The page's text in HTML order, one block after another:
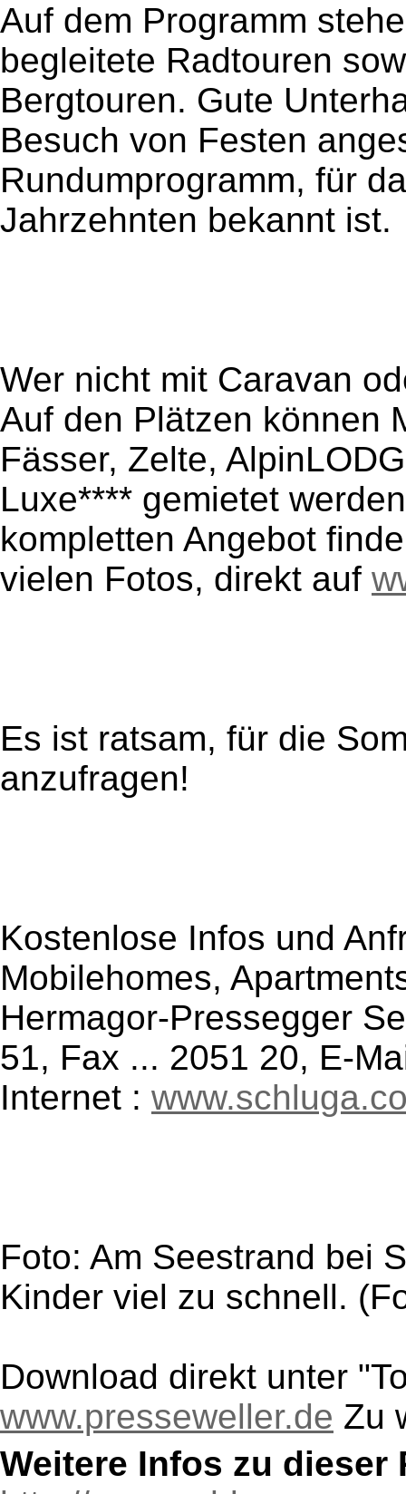
Auf dem Programm
begleitete Radtouren
Bergtouren. Gute
Besuch von Festen
Rundumprogramm, für
Jahrzehnten bekannt ist.
Wer nicht mit Caravan
Auf den Plätzen können
Fässer, Zelte,
Luxe**** gemietet
kompletten Angebot
vielen Fotos, direkt auf
Es ist ratsam, für die
anzufragen!
Kostenlose Infos und
Mobilehomes,
Hermagor-Pressegger
51, Fax ... 2051 20, E-
Internet :
Foto: Am Seestrand bei
Kinder viel zu schnell.
Download direkt unter
www.presseweller.de Zu
Weitere Infos zu dieser